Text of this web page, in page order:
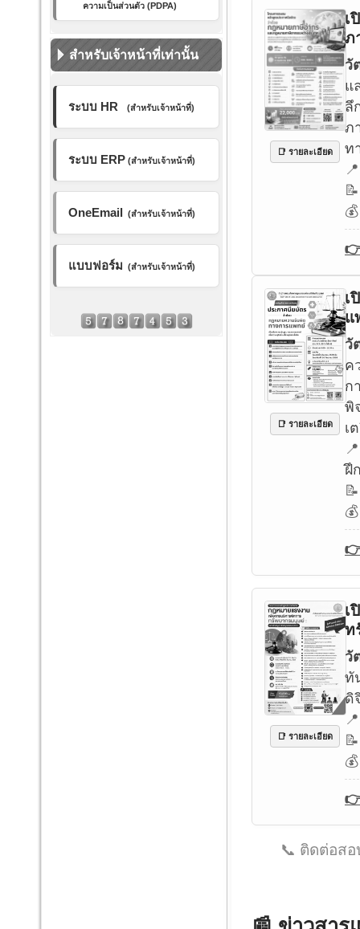
ความเป็นส่วนตัว (PDPA)
สำหรับเจ้าหน้าที่เท่านั้น
ระบบ HR (สำหรับเจ้าหน้าที่)
ระบบ ERP (สำหรับเจ้าหน้าที่)
OneEmail (สำหรับเจ้าหน้าที่)
แบบฟอร์ม (สำหรับเจ้าหน้าที่)
📑 รายละเอียด
เ
ภ
วั
แ
ลึ
ภ
ท
📑 รายละเอียด
เ
แ
วั
ค
ก
พิ
เ
ฝึ
📑 รายละเอียด
เ
ท
วั
ทั
ดิ
📞 ติดต่อส